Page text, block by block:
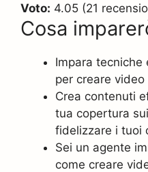
Voto: 4.05 (21
Cosa
Impara tecniche
per creare
Crea contenuti
tua copertura
fidelizzare i tuoi
Sei un agente
come creare